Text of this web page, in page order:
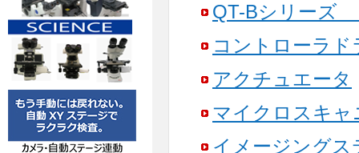
QT-Bシリーズ
コントローラ
アクチュエータ
マイクロスキ
イメージングス